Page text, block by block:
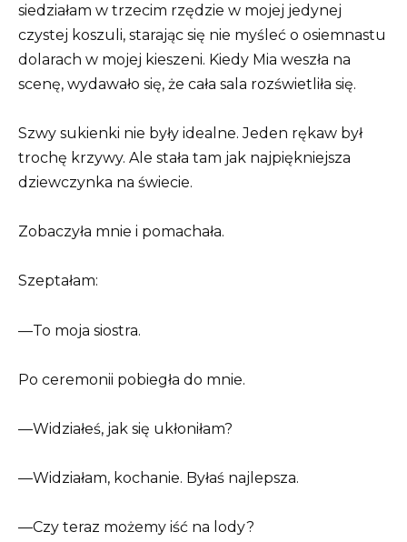
siedziałam w trzecim rzędzie w mojej jedynej
czystej koszuli, starając się nie myśleć o osiemnastu
dolarach w mojej kieszeni. Kiedy Mia weszła na
scenę, wydawało się, że cała sala rozświetliła się.
Szwy sukienki nie były idealne. Jeden rękaw był
trochę krzywy. Ale stała tam jak najpiękniejsza
dziewczynka na świecie.
Zobaczyła mnie i pomachała.
Szeptałam:
—To moja siostra.
Po ceremonii pobiegła do mnie.
—Widziałeś, jak się ukłoniłam?
—Widziałam, kochanie. Byłaś najlepsza.
—Czy teraz możemy iść na lody?